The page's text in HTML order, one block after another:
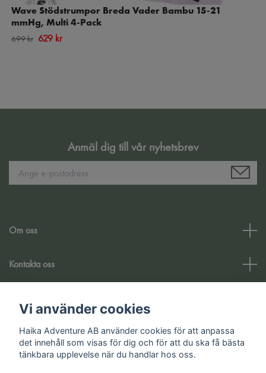
Wave Stödstrumpor Breda Vader Bambu 15-21
mmHg, Multi 4-Pack
699 kr 629 kr
Anmäl dig till vår nyhetsbrev
Om oss
Kontakta oss
Sociala medier
Vi använder cookies
Haika Adventure AB använder cookies för att anpassa
det innehåll som visas för dig och för att du ska få bästa
tänkbara upplevelse när du handlar hos oss.